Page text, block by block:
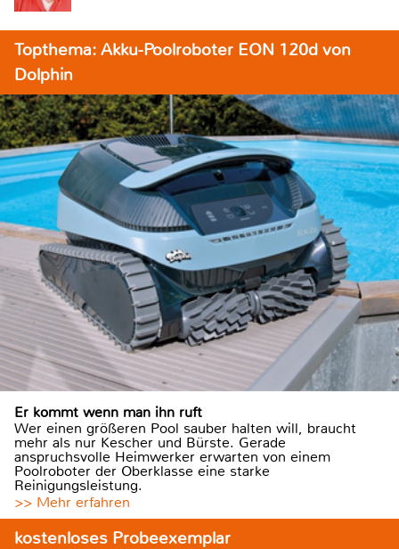
Topthema: Akku-Poolroboter EON 120d von
Dolphin
Er kommt wenn man ihn ruft
Wer einen größeren Pool sauber halten will, braucht
mehr als nur Kescher und Bürste. Gerade
anspruchsvolle Heimwerker erwarten von einem
Poolroboter der Oberklasse eine starke
Reinigungsleistung.
>> Mehr erfahren
kostenloses Probeexemplar